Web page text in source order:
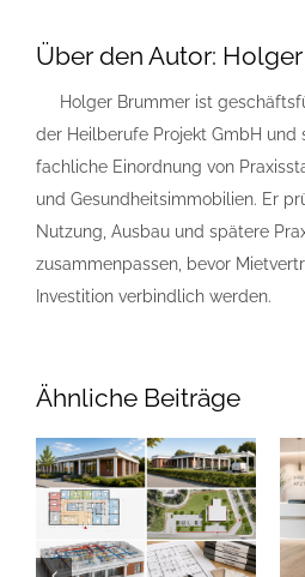
Über den Autor:
Holger Brummer ist
der Heilberufe Projekt GmbH und
fachliche Einordnung von
und Gesundheitsimmobilien. Er
Nutzung, Ausbau und spätere
zusammenpassen, bevor
Investition verbindlich werden.
Ähnliche Beiträge